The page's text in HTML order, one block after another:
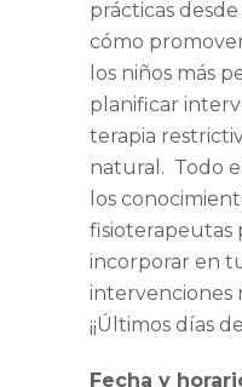
prácticas
cómo
los niños más
planificar
terapia
natural. Todo
los
fisioterapeutas
incorporar en
intervenciones
¡¡Últimos días
Fecha y